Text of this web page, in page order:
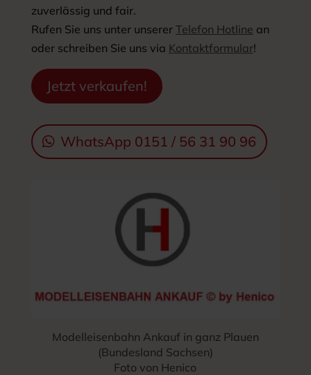
zuverlässig und fair.
Rufen Sie uns unter unserer Telefon Hotline an
oder schreiben Sie uns via Kontaktformular!
Jetzt verkaufen!
WhatsApp 0151 / 56 31 90 96
Modelleisenbahn Ankauf in ganz Plauen
(Bundesland Sachsen)
Foto von Henico